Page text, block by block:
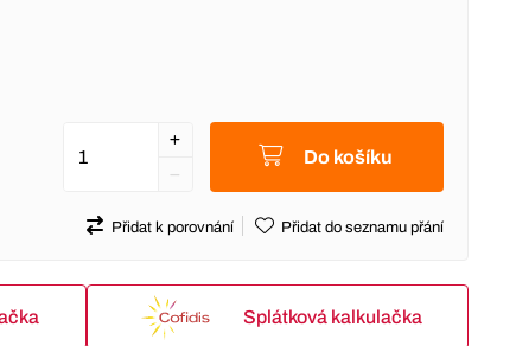
Do košíku
Přidat k porovnání Přidat do seznamu přání
Splátková kalkulačka